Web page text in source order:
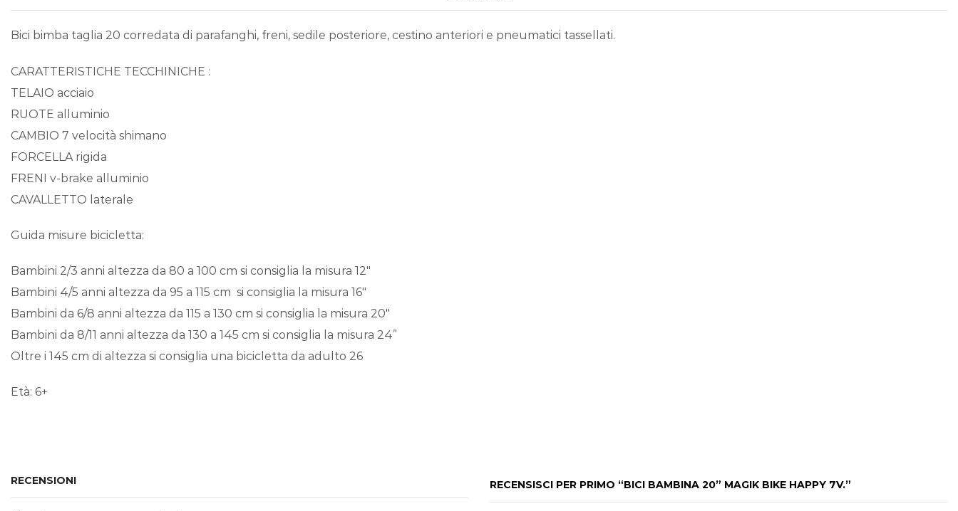
Bici bimba taglia 20 corredata di parafanghi, freni, sedile posteriore, cestino anteriori e pneumatici tassellati.
CARATTERISTICHE TECCHINICHE :
TELAIO acciaio
RUOTE alluminio
CAMBIO 7 velocità shimano
FORCELLA rigida
FRENI v-brake alluminio
CAVALLETTO laterale
Guida misure bicicletta:
Bambini 2/3 anni altezza da 80 a 100 cm si consiglia la misura 12″
Bambini 4/5 anni altezza da 95 a 115 cm si consiglia la misura 16″
Bambini da 6/8 anni altezza da 115 a 130 cm si consiglia la misura 20″
Bambini da 8/11 anni altezza da 130 a 145 cm si consiglia la misura 24”
Oltre i 145 cm di altezza si consiglia una bicicletta da adulto 26
Età: 6+
RECENSIONI RECENSISCI PER PRIMO “BICI BAMBINA 20” MAGIK BIKE HAPPY 7V.”